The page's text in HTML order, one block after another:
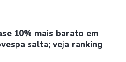
10% mais barato em
salta; veja ranking